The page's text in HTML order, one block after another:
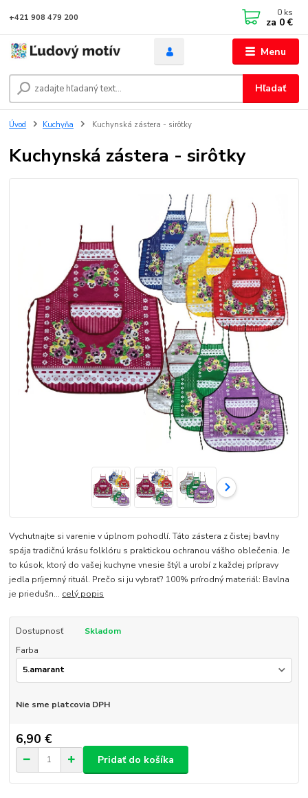
Menu
Hľadať
+421 908 479 200 0 ks
za 0 €
Úvod Kuchyňa Kuchynská zástera - sirôtky
Kuchynská zástera - sirôtky
Vychutnajte si varenie v úplnom pohodlí. Táto zástera z čistej bavlny
spája tradičnú krásu folklóru s praktickou ochranou vášho oblečenia. Je
to kúsok, ktorý do vašej kuchyne vnesie štýl a urobí z každej prípravy
jedla príjemný rituál. Prečo si ju vybrať? 100% prírodný materiál: Bavlna
je priedušn... celý popis
Dostupnosť
Skladom
Farba
Nie sme platcovia DPH
6,90 €
Pridať do košíka